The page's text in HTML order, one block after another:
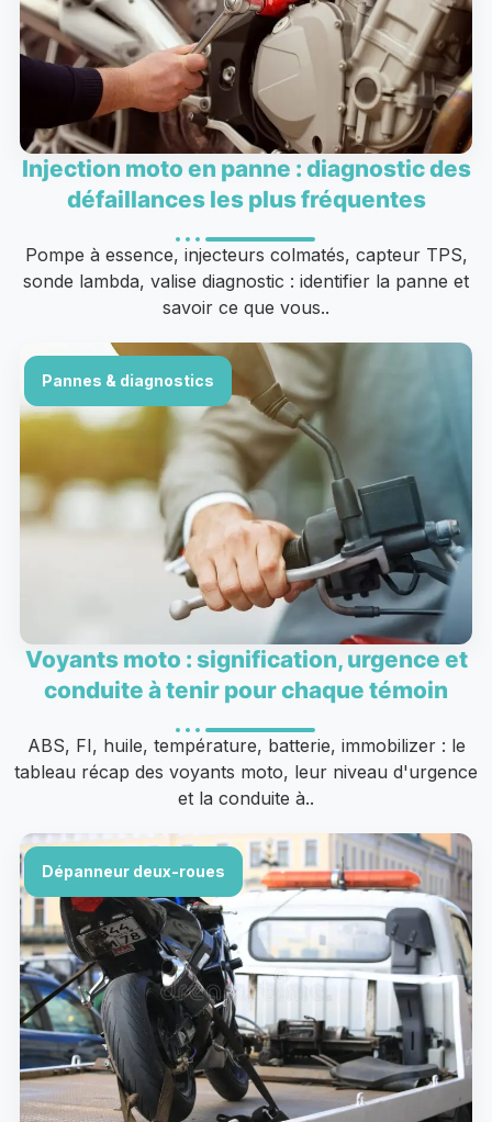
Injection moto en panne : diagnostic des
défaillances les plus fréquentes
Pompe à essence, injecteurs colmatés, capteur TPS,
sonde lambda, valise diagnostic : identifier la panne et
savoir ce que vous..
Pannes & diagnostics
Voyants moto : signification, urgence et
conduite à tenir pour chaque témoin
ABS, FI, huile, température, batterie, immobilizer : le
tableau récap des voyants moto, leur niveau d'urgence
et la conduite à..
Dépanneur deux-roues